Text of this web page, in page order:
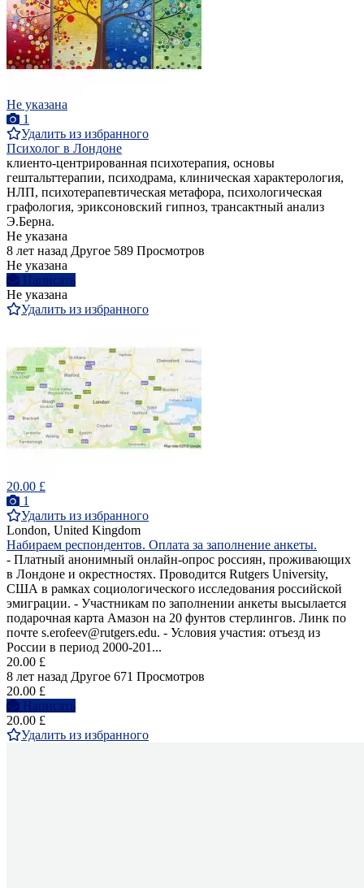
Не указана
1
Удалить из избранного
Психолог в Лондоне
клиенто-центрированная психотерапия, основы
гештальттерапии, психодрама, клиническая характерология,
НЛП, психотерапевтическая метафора, психологическая
графология, эриксоновский гипноз, трансактный анализ
Э.Берна.
Не указана
8 лет назад Другое 589 Просмотров
Не указана
Написать
Не указана
Удалить из избранного
20.00 £
1
Удалить из избранного
London, United Kingdom
Набираем респондентов. Оплата за заполнение анкеты.
- Платный анонимный онлайн-опрос россиян, проживающих
в Лондоне и окрестностях. Проводится Rutgers University,
США в рамках социологического исследования российской
эмиграции. - Участникам по заполнении анкеты высылается
подарочная карта Амазон на 20 фунтов стерлингов. Линк по
почте s.erofeev@rutgers.edu. - Условия участия: отъезд из
России в период 2000-201...
20.00 £
8 лет назад Другое 671 Просмотров
20.00 £
Написать
20.00 £
Удалить из избранного